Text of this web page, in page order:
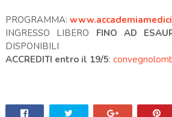
PROGRAMMA:
INGRESSO LIBERO FINO AD
DISPONIBILI
ACCREDITI entro il 19/5: